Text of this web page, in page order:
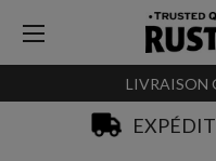
LIVRAISON